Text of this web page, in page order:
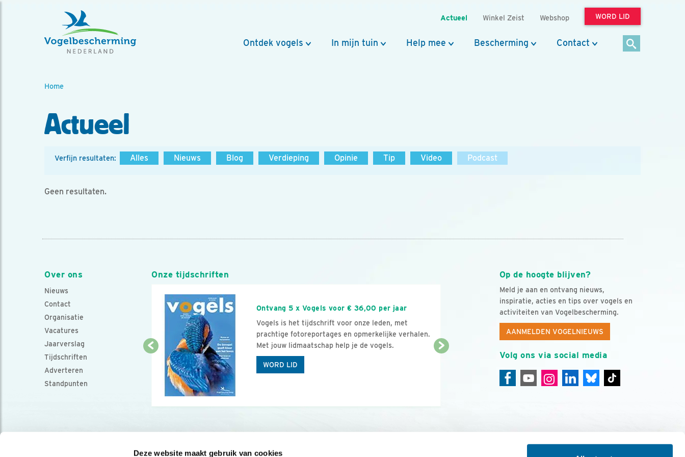
Deze website maakt gebruik van cookies
Actueel Winkel Zeist Webshop WORD LID
Ontdek vogels In mijn tuin Help mee Bescherming Contact
Home
Actueel
Verfijn resultaten: Alles Nieuws Blog Verdieping Opinie Tip Video Podcast
Geen resultaten.
Over ons
Nieuws
Contact
Organisatie
Vacatures
Jaarverslag
Tijdschriften
Adverteren
Standpunten
Op de hoogte blijven?
Meld je aan en ontvang nieuws,
inspiratie, acties en tips over vogels en
activiteiten van Vogelbescherming.
AANMELDEN VOGELNIEUWS
Volg ons via social media
Onze tijdschriften
Ontvang 5 x Vogels voor € 36,00 per jaar
Vogels is het tijdschrift voor onze leden, met
prachtige fotoreportages en opmerkelijke verhalen.
Met jouw lidmaatschap help je de vogels.
WORD LID